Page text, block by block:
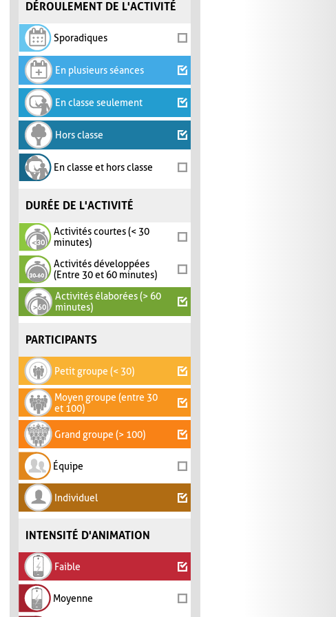
DÉROULEMENT DE L'ACTIVITÉ
Sporadiques
En plusieurs séances
En classe seulement
Hors classe
En classe et hors classe
DURÉE DE L'ACTIVITÉ
Activités courtes (< 30
minutes)
Activités développées
(Entre 30 et 60 minutes)
Activités élaborées (> 60
minutes)
PARTICIPANTS
Petit groupe (< 30)
Moyen groupe (entre 30
et 100)
Grand groupe (> 100)
Équipe
Individuel
INTENSITÉ D'ANIMATION
Faible
Moyenne